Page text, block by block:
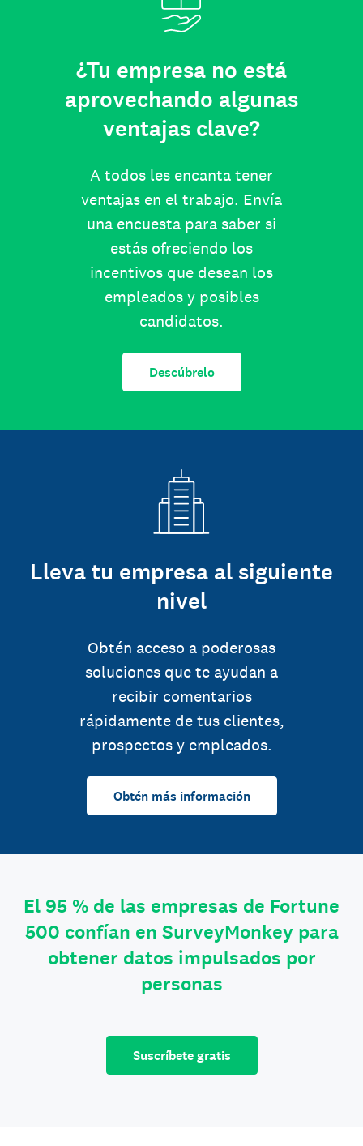
¿Tu empresa no está
aprovechando algunas
ventajas clave?
A todos les encanta tener
ventajas en el trabajo. Envía
una encuesta para saber si
estás ofreciendo los
incentivos que desean los
empleados y posibles
candidatos.
Descúbrelo
Lleva tu empresa al siguiente
nivel
Obtén acceso a poderosas
soluciones que te ayudan a
recibir comentarios
rápidamente de tus clientes,
prospectos y empleados.
Obtén más información
El 95 % de las empresas de Fortune
500 confían en SurveyMonkey para
obtener datos impulsados por
personas
Suscríbete gratis